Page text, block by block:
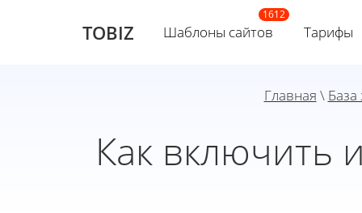
TOBIZ Шаблоны сайтов Тарифы
Главная \ База
Как включить